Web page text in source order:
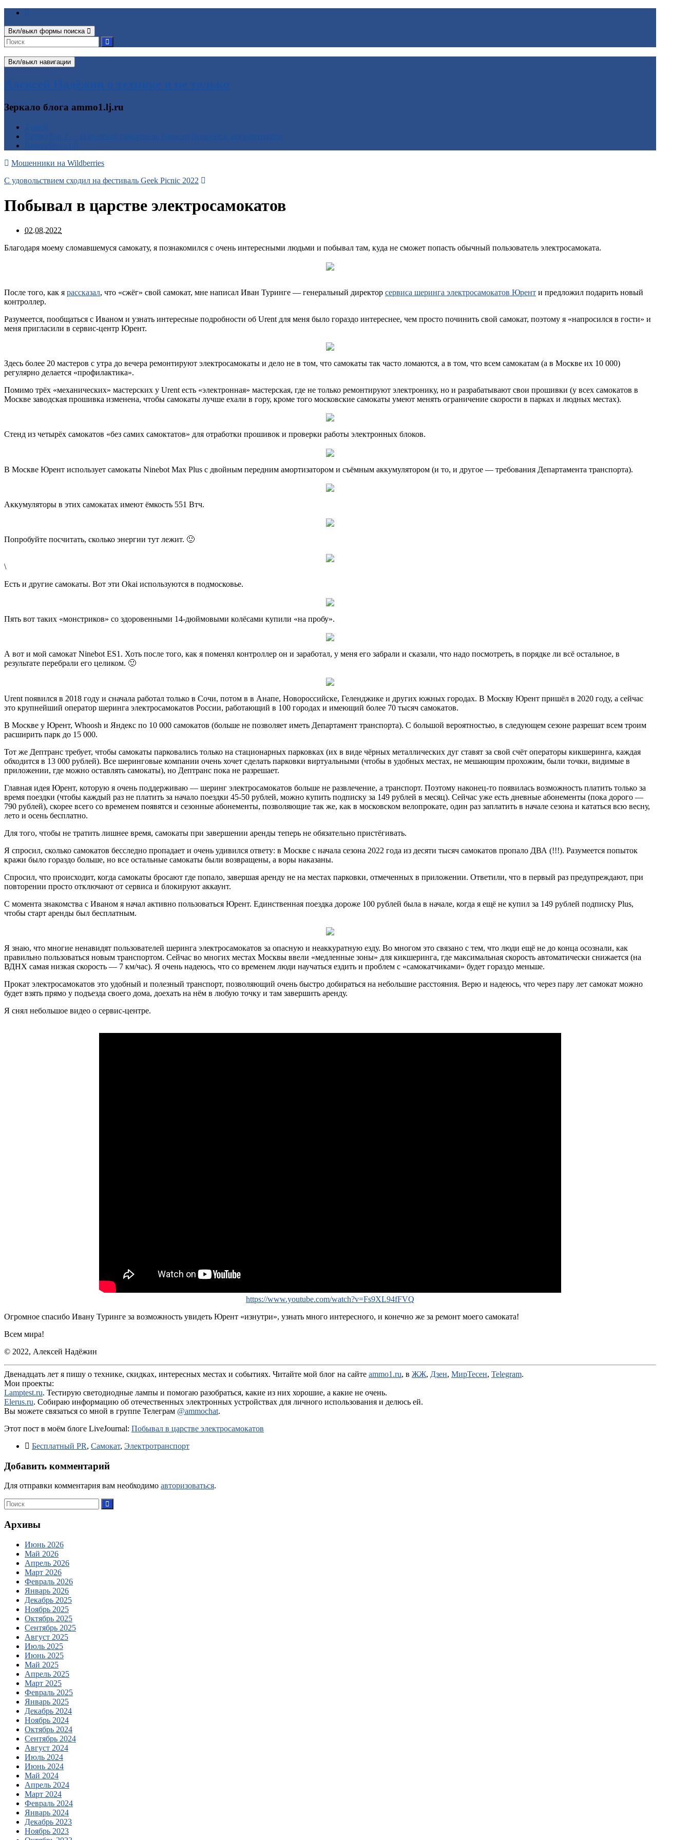
Вкл/выкл формы поиска
Вкл/выкл навигации
Алексей Надёжин о технике и не только
Зеркало блога ammo1.lj.ru
Мошенники на Wildberries
С удовольствием сходил на фестиваль Geek Picniс 2022
Побывал в царстве электросамокатов
02.08.2022
Благодаря моему сломавшемуся самокату, я познакомился с очень интересными людьми и побывал там, куда не сможет попасть обычный пользователь электросамоката.
После того, как я рассказал, что «сжёг» свой самокат, мне написал Иван Туринге — генеральный директор сервиса шеринга электросамокатов Юрент и предложил подарить новый
контроллер.
Разумеется, пообщаться с Иваном и узнать интересные подробности об Urent для меня было гораздо интереснее, чем просто починить свой самокат, поэтому я «напросился в гости» и
меня пригласили в сервис-центр Юрент.
Здесь более 20 мастеров с утра до вечера ремонтируют электросамокаты и дело не в том, что самокаты так часто ломаются, а в том, что всем самокатам (а в Москве их 10 000)
регулярно делается «профилактика».
Помимо трёх «механических» мастерских у Urent есть «электронная» мастерская, где не только ремонтируют электронику, но и разрабатывают свои прошивки (у всех самокатов в
Москве заводская прошивка изменена, чтобы самокаты лучше ехали в гору, кроме того московские самокаты умеют менять ограничение скорости в парках и людных местах).
Стенд из четырёх самокатов «без самих самоктатов» для отработки прошивок и проверки работы электронных блоков.
В Москве Юрент использует самокаты Ninebot Max Plus с двойным передним амортизатором и съёмным аккумулятором (и то, и другое — требования Департамента транспорта).
Аккумуляторы в этих самокатах имеют ёмкость 551 Втч.
Попробуйте посчитать, сколько энергии тут лежит. 🙂
\
Есть и другие самокаты. Вот эти Okai используются в подмосковье.
Пять вот таких «монстриков» со здоровенными 14-дюймовыми колёсами купили «на пробу».
А вот и мой самокат Ninebot ES1. Хоть после того, как я поменял контроллер он и заработал, у меня его забрали и сказали, что надо посмотреть, в порядке ли всё остальное, в
результате перебрали его целиком. 🙂
Urent появился в 2018 году и сначала работал только в Сочи, потом в в Анапе, Новороссийске, Геленджике и других южных городах. В Москву Юрент пришёл в 2020 году, а сейчас
это крупнейший оператор шеринга электросамокатов России, работающий в 100 городах и имеющий более 70 тысяч самокатов.
В Москве у Юрент, Whoosh и Яндекс по 10 000 самокатов (больше не позволяет иметь Департамент транспорта). С большой вероятностью, в следующем сезоне разрешат всем троим
расширить парк до 15 000.
Тот же Дептранс требует, чтобы самокаты парковались только на стационарных парковках (их в виде чёрных металлических дуг ставят за свой счёт операторы кикшеринга, каждая
обходится в 13 000 рублей). Все шеринговые компании очень хочет сделать парковки виртуальными (чтобы в удобных местах, не мешающим прохожим, были точки, видимые в
приложении, где можно оставлять самокаты), но Дептранс пока не разрешает.
Главная идея Юрент, которую я очень поддерживаю — шеринг электросамокатов больше не развлечение, а транспорт. Поэтому наконец-то появилась возможность платить только за
время поездки (чтобы каждый раз не платить за начало поездки 45-50 рублей, можно купить подписку за 149 рублей в месяц). Сейчас уже есть дневные абонементы (пока дорого —
790 рублей), скорее всего со временем появятся и сезонные абонементы, позволяющие так же, как в московском велопрокате, один раз заплатить в начале сезона и кататься всю весну,
лето и осень бесплатно.
Для того, чтобы не тратить лишнее время, самокаты при завершении аренды теперь не обязательно пристёгивать.
Я спросил, сколько самокатов бесследно пропадает и очень удивился ответу: в Москве с начала сезона 2022 года из десяти тысяч самокатов пропало ДВА (!!!). Разумеется попыток
кражи было гораздо больше, но все остальные самокаты были возвращены, а воры наказаны.
Спросил, что происходит, когда самокаты бросают где попало, завершая аренду не на местах парковки, отмеченных в приложении. Ответили, что в первый раз предупреждают, при
повторении просто отключают от сервиса и блокируют аккаунт.
С момента знакомства с Иваном я начал активно пользоваться Юрент. Единственная поездка дороже 100 рублей была в начале, когда я ещё не купил за 149 рублей подписку Plus,
чтобы старт аренды был бесплатным.
Я знаю, что многие ненавидят пользователей шеринга электросамокатов за опасную и неаккуратную езду. Во многом это связано с тем, что люди ещё не до конца осознали, как
правильно пользоваться новым транспортом. Сейчас во многих местах Москвы ввели «медленные зоны» для кикшеринга, где максимальная скорость автоматически снижается (на
ВДНХ самая низкая скорость — 7 км/час). Я очень надеюсь, что со временем люди научаться ездить и проблем с «самокатчиками» будет гораздо меньше.
Прокат электросамокатов это удобный и полезный транспорт, позволяющий очень быстро добираться на небольшие расстояния. Верю и надеюсь, что через пару лет самокат можно
будет взять прямо у подъезда своего дома, доехать на нём в любую точку и там завершить аренду.
Я снял небольшое видео о сервис-центре.
https://www.youtube.com/watch?v=Fs9XL94fFVQ
Огромное спасибо Ивану Туринге за возможность увидеть Юрент «изнутри», узнать много интересного, и конечно же за ремонт моего самоката!
Всем мира!
© 2022, Алексей Надёжин
Двенадцать лет я пишу о технике, скидках, интересных местах и событиях. Читайте мой блог на сайте ammo1.ru, в ЖЖ, Дзен, МирТесен, Telegram.
Мои проекты:
Lamptest.ru. Тестирую светодиодные лампы и помогаю разобраться, какие из них хорошие, а какие не очень.
Elerus.ru. Собираю информацию об отечественных электронных устройствах для личного использования и делюсь ей.
Вы можете связаться со мной в группе Телеграм @ammochat.
Этот пост в моём блоге LiveJournal: Побывал в царстве электросамокатов
Бесплатный PR, Самокат, Электротранспорт
Добавить комментарий
Для отправки комментария вам необходимо авторизоваться.
Архивы
Июнь 2026
Май 2026
Апрель 2026
Март 2026
Февраль 2026
Январь 2026
Декабрь 2025
Ноябрь 2025
Октябрь 2025
Сентябрь 2025
Август 2025
Июль 2025
Июнь 2025
Май 2025
Апрель 2025
Март 2025
Февраль 2025
Январь 2025
Декабрь 2024
Ноябрь 2024
Октябрь 2024
Сентябрь 2024
Август 2024
Июль 2024
Июнь 2024
Май 2024
Апрель 2024
Март 2024
Февраль 2024
Январь 2024
Декабрь 2023
Ноябрь 2023